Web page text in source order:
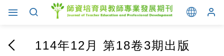
114年12月 第18卷3期出版